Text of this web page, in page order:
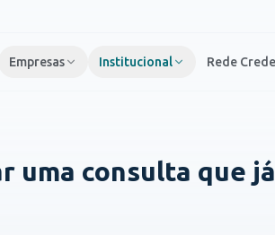
Empresas Institucional Rede
uma consulta que